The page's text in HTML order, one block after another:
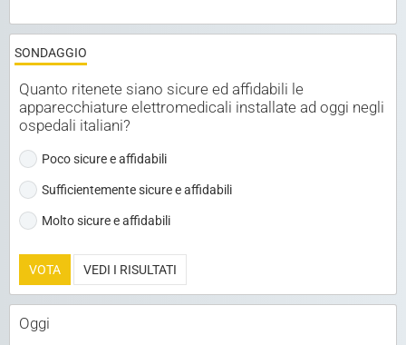
SONDAGGIO
Quanto ritenete siano sicure ed affidabili le
apparecchiature elettromedicali installate ad oggi negli
ospedali italiani?
Poco sicure e affidabili
Sufficientemente sicure e affidabili
Molto sicure e affidabili
VOTA VEDI I RISULTATI
Oggi